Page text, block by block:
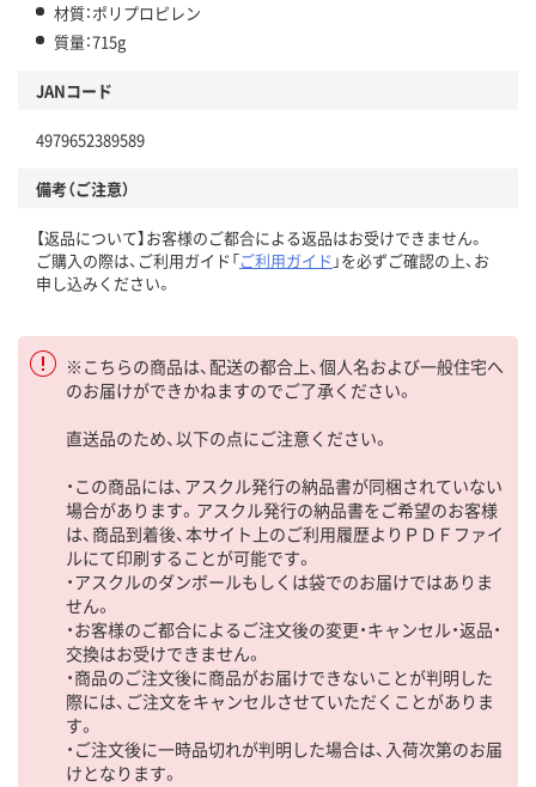
材質：ポリプロピレン
質量：715g
JANコード
4979652389589
備考（ご注意）
【返品について】お客様のご都合による返品はお受けできません。
ご購入の際は、ご利用ガイド「ご利用ガイド 」を必ずご確認の上、お
申し込みください。
※こちらの商品は、配送の都合上、個人名および一般住宅へ
のお届けができかねますのでご了承ください。
直送品のため、以下の点にご注意ください。
・この商品には、アスクル発行の納品書が同梱されていない
場合があります。アスクル発行の納品書をご希望のお客様
は、商品到着後、本サイト上のご利用履歴よりＰＤＦファイ
ルにて印刷することが可能です。
・アスクルのダンボールもしくは袋でのお届けではありま
せん。
・お客様のご都合によるご注文後の変更・キャンセル・返品・
交換はお受けできません。
・商品のご注文後に商品がお届けできないことが判明した
際には、ご注文をキャンセルさせていただくことがありま
す。
・ご注文後に一時品切れが判明した場合は、入荷次第のお届
けとなります。